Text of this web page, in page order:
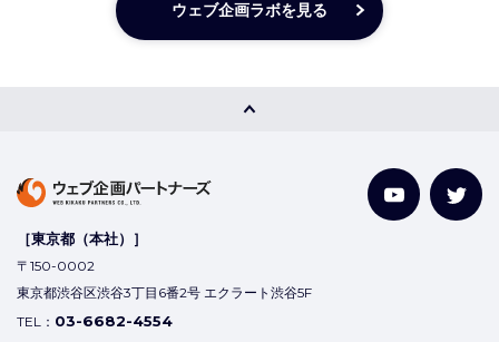
ウェブ企画ラボを見る
［東京都（本社）］
〒150-0002
東京都渋谷区渋谷3丁目6番2号 エクラート渋谷5F
TEL： 03-6682-4554